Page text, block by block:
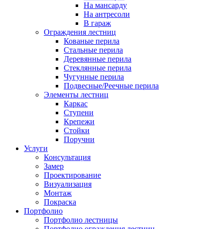
На мансарду
На антресоли
В гараж
Ограждения лестниц
Кованые перила
Стальные перила
Деревянные перила
Стеклянные перила
Чугунные перила
Подвесные/Реечные перила
Элементы лестниц
Каркас
Ступени
Крепежи
Стойки
Поручни
Услуги
Консультация
Замер
Проектирование
Визуализация
Монтаж
Покраска
Портфолио
Портфолио лестницы